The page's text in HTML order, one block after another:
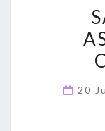
20